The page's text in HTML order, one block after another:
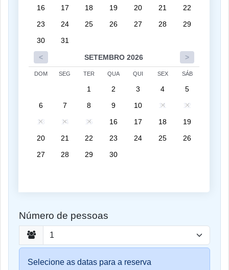
16
17 18 19 20 21
22
23
24 25 26 27 28
29
30
31
< SETEMBRO 2026 >
DOM SEG TER QUA QUI SEX SÁB
1 2 3 4
5
6
7 8 9 10 11
12
13
14 15 16 17 18
19
20
21 22 23 24 25
26
27
28 29 30
Número de pessoas
Selecione as datas para a reserva